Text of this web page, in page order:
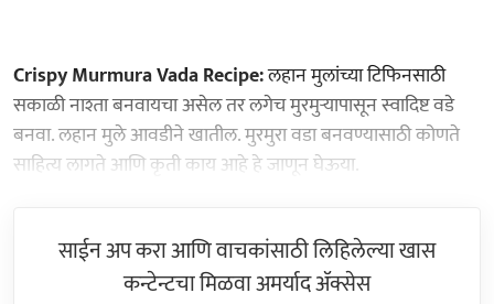
Crispy Murmura Vada Recipe:लहान मुलांच्या टिफिनसाठी
सकाळी नाश्ता बनवायचा असेल तर लगेच मुरमुऱ्यापासून स्वादिष्ट वडे
बनवा. लहान मुले आवडीने खातील. मुरमुरा वडा बनवण्यासाठी कोणते
साहित्य लागते आणि कृती काय आहे हे जाणून घेऊया.
साईन अप करा आणि वाचकांसाठी लिहिलेल्या खास
कन्टेन्टचा मिळवा अमर्याद ॲक्सेस